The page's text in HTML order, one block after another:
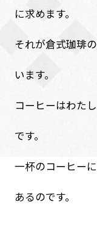
に求めます。
それが倉式珈琲
います。
コーヒーはわた
です。
一杯のコーヒー
あるのです。